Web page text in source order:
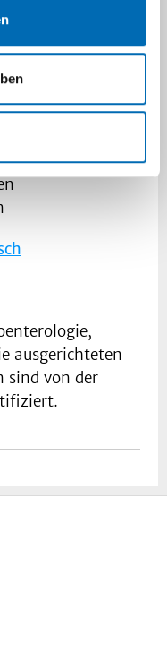
der in der Klinik
auch die
ausgerichteten
sind von der